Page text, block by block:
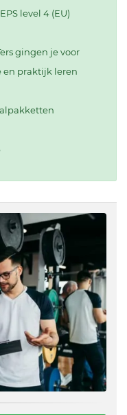
level 4 (EU)
gingen je voor
praktijk leren